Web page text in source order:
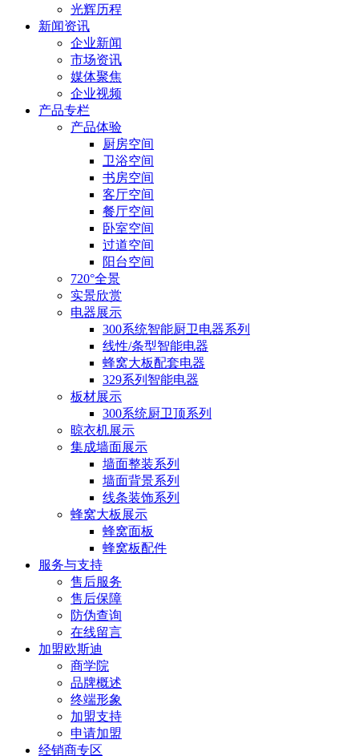
光辉历程
新闻资讯
企业新闻
市场资讯
媒体聚焦
企业视频
产品专栏
产品体验
厨房空间
卫浴空间
书房空间
客厅空间
餐厅空间
卧室空间
过道空间
阳台空间
720°全景
实景欣赏
电器展示
300系统智能厨卫电器系列
线性/条型智能电器
蜂窝大板配套电器
329系列智能电器
板材展示
300系统厨卫顶系列
晾衣机展示
集成墙面展示
墙面整装系列
墙面背景系列
线条装饰系列
蜂窝大板展示
蜂窝面板
蜂窝板配件
服务与支持
售后服务
售后保障
防伪查询
在线留言
加盟欧斯迪
商学院
品牌概述
终端形象
加盟支持
申请加盟
经销商专区